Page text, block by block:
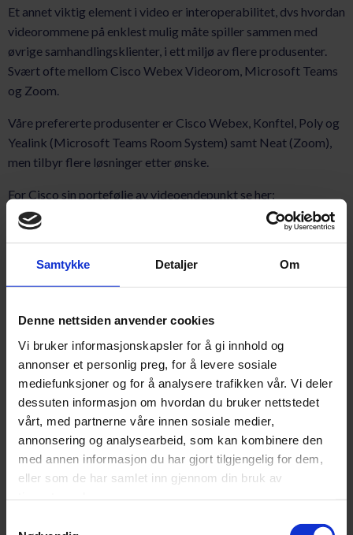
Samtykke Detaljer Om
Denne nettsiden anvender cookies
Vi bruker informasjonskapsler for å gi innhold og
annonser et personlig preg, for å levere sosiale
mediefunksjoner og for å analysere trafikken vår. Vi deler
dessuten informasjon om hvordan du bruker nettstedet
vårt, med partnerne våre innen sosiale medier,
annonsering og analysearbeid, som kan kombinere den
med annen informasjon du har gjort tilgjengelig for dem,
eller som de har samlet inn gjennom din bruk av
Et annet viktig element i video er interoperabilitet, dvs hvordan
videorommene på enklest mulig måte spiller sammen med
øvrige samhandlingsklienter, i ett miljø av flere produsenter.
Svært ofte mellom Cisco Webex Videorom, Microsoft Teams
og Zoom.
Våre prefererte produsenter er Cisco Webex, Konftel, Poly og
Yealink (Microsoft Teams Room System) samt Neat (Zoom),
men tilbyr flere løsninger etter ønske.
For Cisco sin portefølje av videoendepunkt se her:
Webex Rooms Brochure (cisco.com)
For inspirasjon på hvordan forskjellige møterom i ulike
Cisco Project Workplace (cisco.com)
Friday Networks har noen av de mest erfarne
videokonsulentene i markedet, som sørger for at din bedrift
får den mest optimale løsningen.